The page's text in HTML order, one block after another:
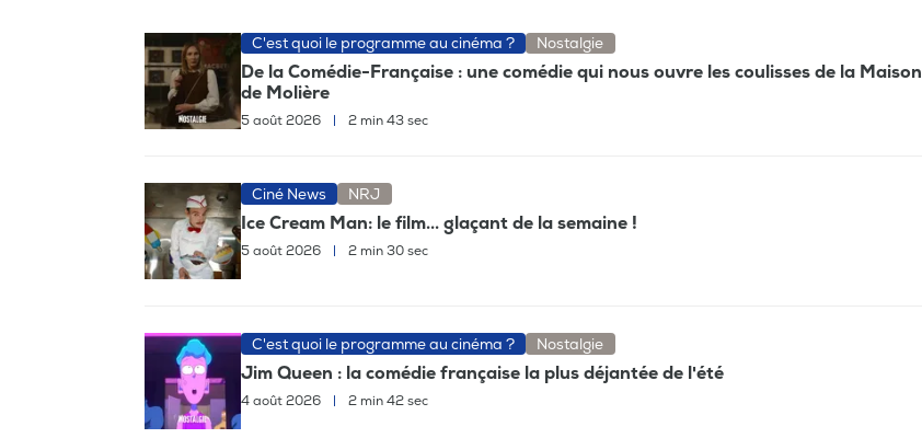
C'est quoi le programme au cinéma ? Nostalgie
De la Comédie-Française : une comédie qui nous ouvre les coulisses de la Maison
de Molière
5 août 2026 2 min 43 sec
Ciné News NRJ
Ice Cream Man: le film... glaçant de la semaine !
5 août 2026 2 min 30 sec
C'est quoi le programme au cinéma ? Nostalgie
Jim Queen : la comédie française la plus déjantée de l'été
4 août 2026 2 min 42 sec